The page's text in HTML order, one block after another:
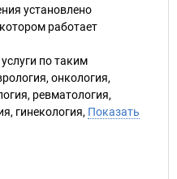
установлено
работает
по таким
онкология,
ревматология,
гинекология, Показать